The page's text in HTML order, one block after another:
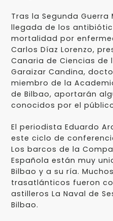
Tras la Segunda
llegada de los
mortalidad por
Carlos Díaz Lorenzo,
Canaria de Ciencias de
Garaizar Candina,
miembro de la
de Bilbao, aportarán
conocidos por el
El periodista Eduardo
este ciclo de
Los barcos de la
Española están muy
Bilbao y a su ría.
trasatlánticos fueron
astilleros La Naval de
Bilbao.